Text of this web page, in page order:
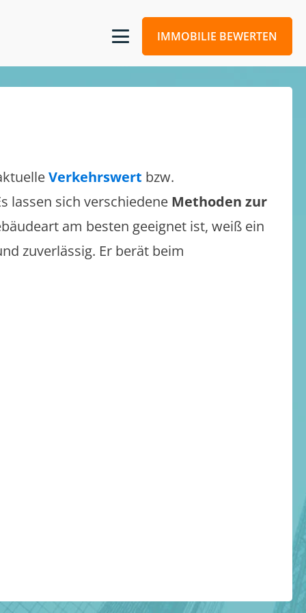
IMMOBILIE BEWERTEN
Verkehrswert bzw.
lassen sich verschiedene Methoden zur
am besten geeignet ist, weiß ein
zuverlässig. Er berät beim